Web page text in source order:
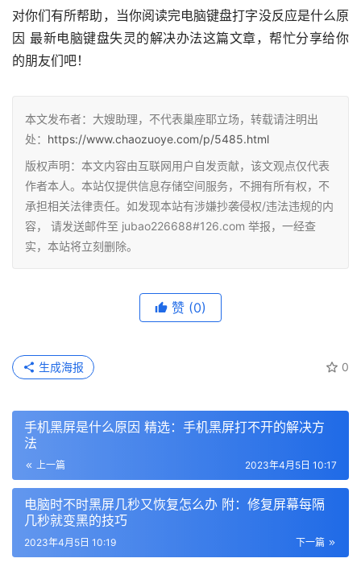
对你们有所帮助，当你阅读完电脑键盘打字没反应是什么原
因 最新电脑键盘失灵的解决办法这篇文章，帮忙分享给你
的朋友们吧！
本文发布者：大嫂助理，不代表巢座耶立场，转载请注明出
处： https://www.chaozuoye.com/p/5485.html
版权声明：本文内容由互联网用户自发贡献，该文观点仅代表
作者本人。本站仅提供信息存储空间服务，不拥有所有权，不
承担相关法律责任。如发现本站有涉嫌抄袭侵权/违法违规的内
容， 请发送邮件至 jubao226688#126.com 举报，一经查
实，本站将立刻删除。
赞 (0)
0
生成海报
手机黑屏是什么原因 精选：手机黑屏打不开的解决方
法
上一篇 2023年4月5日 10:17
电脑时不时黑屏几秒又恢复怎么办 附：修复屏幕每隔
几秒就变黑的技巧
下一篇
2023年4月5日 10:19